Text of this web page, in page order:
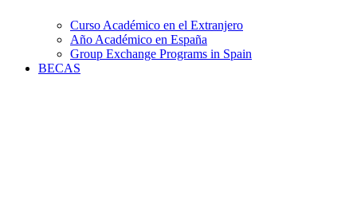
Curso Académico en el Extranjero
Año Académico en España
Group Exchange Programs in Spain
BECAS